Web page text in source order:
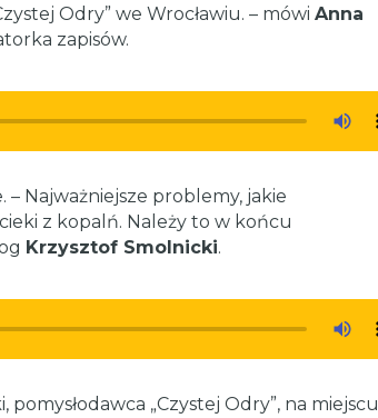
Odry” we Wrocławiu. – mówi Anna
zapisów.
– Najważniejsze problemy, jakie
z kopalń. Należy to w końcu
Krzysztof Smolnicki.
„Czystej Odry”, na miejscu